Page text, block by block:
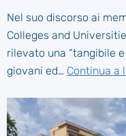
Nel suo discorso ai
Colleges and
rilevato una “tangibile
giovani ed… Continua a